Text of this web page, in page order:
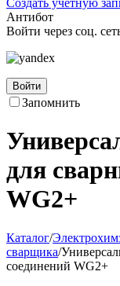
Создать учетную
Антибот
Войти через соц.
Войти
Запомнить
для
WG2+
Каталог/
сварщика/
соединений WG2+